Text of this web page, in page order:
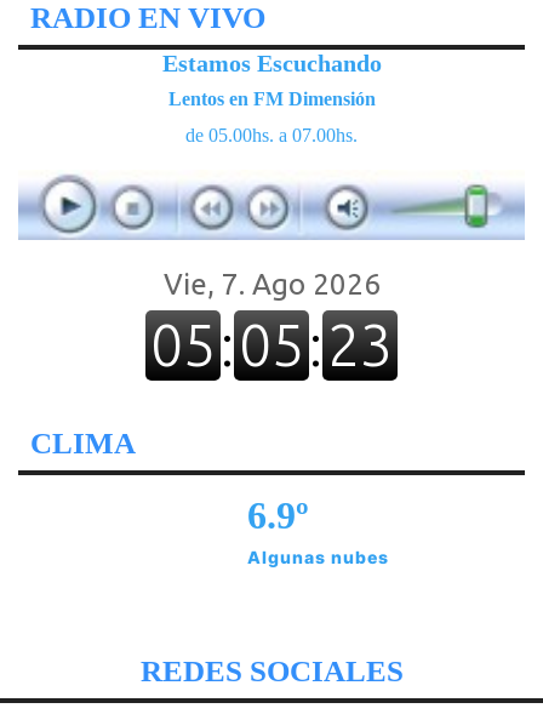
RADIO EN VIVO
Estamos Escuchando
Lentos en FM Dimensión
de 05.00hs. a 07.00hs.
CLIMA
6.9º
Algunas nubes
REDES SOCIALES